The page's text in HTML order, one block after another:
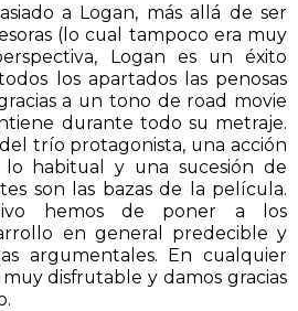
a Logan, más allá de ser
(lo cual tampoco era muy
Logan es un éxito
los apartados las penosas
a un tono de road movie
durante todo su metraje.
trío protagonista, una acción
habitual y una sucesión de
son las bazas de la película.
hemos de poner a los
en general predecible y
argumentales. En cualquier
disfrutable y damos gracias